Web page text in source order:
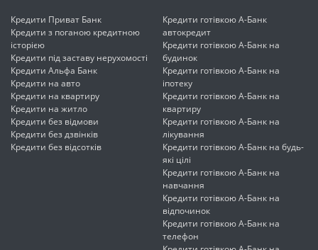
Кредити Приват Банк
Кредити з поганою кредитною
історією
Кредити під заставу нерухомості
Кредити Альфа Банк
Кредити на авто
Кредити на квартиру
Кредити на житло
Кредити без відмови
Кредити без дзвінків
Кредити без відсотків
Кредити готівкою А-Банк
автокредит
Кредити готівкою А-Банк на
будинок
Кредити готівкою А-Банк на
іпотеку
Кредити готівкою А-Банк на
квартиру
Кредити готівкою А-Банк на
лікування
Кредити готівкою А-Банк на будь-
які цілі
Кредити готівкою А-Банк на
навчання
Кредити готівкою А-Банк на
відпочинок
Кредити готівкою А-Банк на
телефон